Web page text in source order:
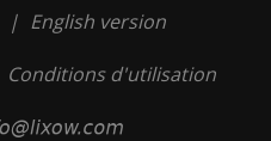
| English version
Conditions d'utilisation